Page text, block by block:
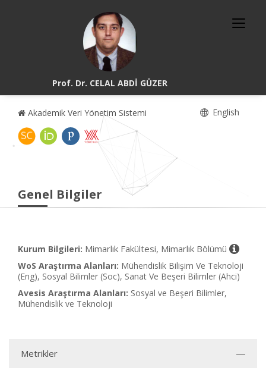
Prof. Dr. CELAL ABDİ GÜZER
Akademik Veri Yönetim Sistemi English
Genel Bilgiler
Kurum Bilgileri: Mimarlık Fakültesi, Mimarlık Bölümü
WoS Araştırma Alanları: Mühendislik Bilişim Ve Teknoloji
(Eng), Sosyal Bilimler (Soc), Sanat Ve Beşeri Bilimler (Ahci)
Avesis Araştırma Alanları: Sosyal ve Beşeri Bilimler,
Mühendislik ve Teknoloji
Metrikler